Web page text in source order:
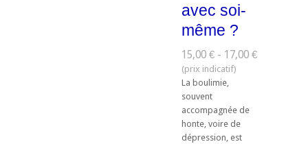
avec soi-
même ?
15,00 € - 17,00 €
La boulimie,
souvent
accompagnée de
honte, voire de
dépression, est